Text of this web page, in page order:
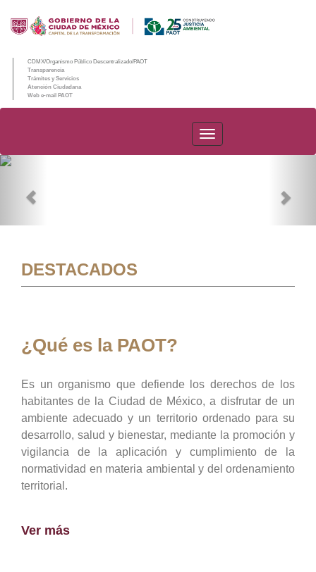
CDMX/Organismo Público Descentralizado/PAOT
Transparencia
Trámites y Servicios
Atención Ciudadana
Web e-mail PAOT
PAOT
DESTACADOS
¿Qué es la PAOT?
Es un organismo que defiende los derechos de los
habitantes de la Ciudad de México, a disfrutar de un
ambiente adecuado y un territorio ordenado para su
desarrollo, salud y bienestar, mediante la promoción y
vigilancia de la aplicación y cumplimiento de la
normatividad en materia ambiental y del ordenamiento
territorial.
Ver más